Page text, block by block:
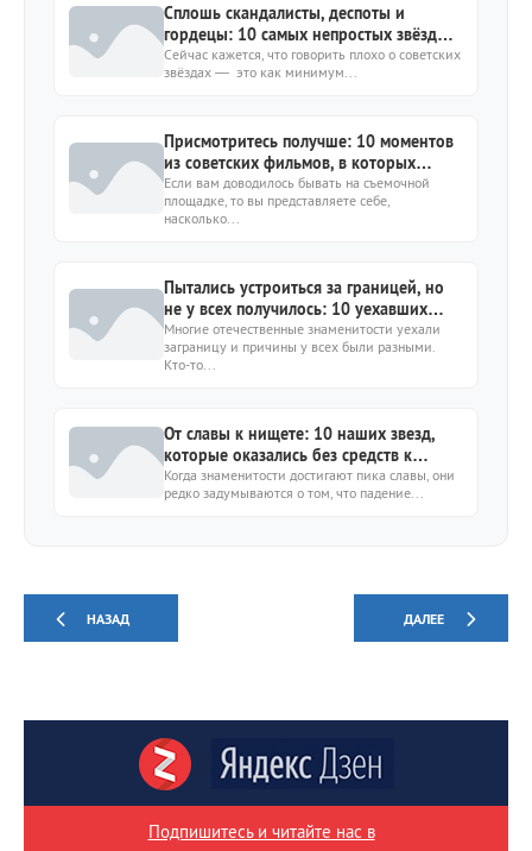
Сплошь скандалисты, деспоты и
гордецы: 10 самых непростых звёзд
СССР
Сейчас кажется, что говорить плохо о советских
звёздах — это как минимум...
Присмотритесь получше: 10 моментов
из советских фильмов, в которых
"накосячили"
Если вам доводилось бывать на съемочной
площадке, то вы представляете себе,
насколько...
Пытались устроиться за границей, но
не у всех получилось: 10 уехавших
звёзд
Многие отечественные знаменитости уехали
заграницу и причины у всех были разными.
Кто-то...
От славы к нищете: 10 наших звезд,
которые оказались без средств к
существованию
Когда знаменитости достигают пика славы, они
редко задумываются о том, что падение...
НАЗАД ДАЛЕЕ
Подпишитесь и читайте нас в